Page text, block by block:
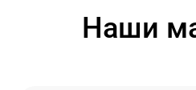
Наши